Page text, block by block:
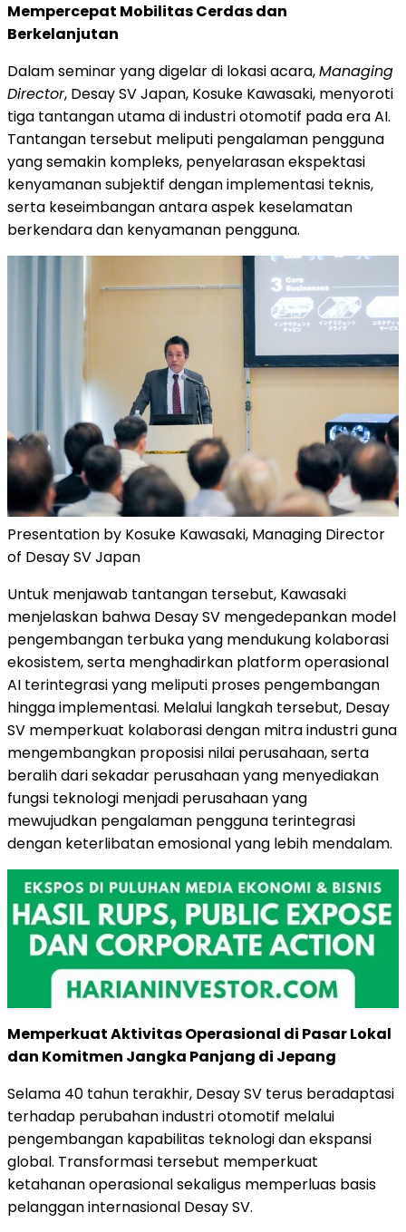
Mempercepat Mobilitas Cerdas dan
Berkelanjutan
Dalam seminar yang digelar di lokasi acara,Managing
Director, Desay SV Japan, Kosuke Kawasaki, menyoroti
tiga tantangan utama di industri otomotif pada era AI.
Tantangan tersebut meliputi pengalaman pengguna
yang semakin kompleks, penyelarasan ekspektasi
kenyamanan subjektif dengan implementasi teknis,
serta keseimbangan antara aspek keselamatan
berkendara dan kenyamanan pengguna.
Presentation by Kosuke Kawasaki, Managing Director
of Desay SV Japan
Untuk menjawab tantangan tersebut, Kawasaki
menjelaskan bahwa Desay SV mengedepankan model
pengembangan terbuka yang mendukung kolaborasi
ekosistem, serta menghadirkan platform operasional
AI terintegrasi yang meliputi proses pengembangan
hingga implementasi. Melalui langkah tersebut, Desay
SV memperkuat kolaborasi dengan mitra industri guna
mengembangkan proposisi nilai perusahaan, serta
beralih dari sekadar perusahaan yang menyediakan
fungsi teknologi menjadi perusahaan yang
mewujudkan pengalaman pengguna terintegrasi
dengan keterlibatan emosional yang lebih mendalam.
Memperkuat Aktivitas Operasional di Pasar Lokal
dan Komitmen Jangka Panjang di Jepang
Selama 40 tahun terakhir, Desay SV terus beradaptasi
terhadap perubahan industri otomotif melalui
pengembangan kapabilitas teknologi dan ekspansi
global. Transformasi tersebut memperkuat
ketahanan operasional sekaligus memperluas basis
pelanggan internasional Desay SV.